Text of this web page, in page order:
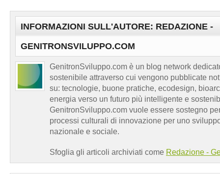
INFORMAZIONI SULL'AUTORE: REDAZIONE -
GENITRONSVILUPPO.COM
GenitronSviluppo.com è un blog network
sostenibile attraverso cui vengono pubblicate
su: tecnologie, buone pratiche, ecodesign,
energia verso un futuro più intelligente e
GenitronSviluppo.com vuole essere sostegno
processi culturali di innovazione per uno
nazionale e sociale.
Sfoglia gli articoli archiviati come Redazione -